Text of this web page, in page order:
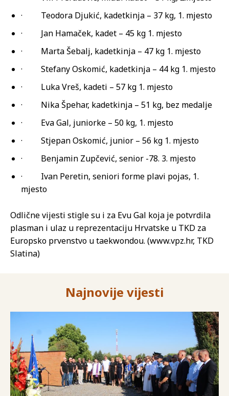
· Teodora Djukić, kadetkinja – 37 kg, 1. mjesto
· Jan Hamaček, kadet – 45 kg 1. mjesto
· Marta Šebalj, kadetkinja – 47 kg 1. mjesto
· Stefany Oskomić, kadetkinja – 44 kg 1. mjesto
· Luka Vreš, kadeti – 57 kg 1. mjesto
· Nika Špehar, kadetkinja – 51 kg, bez medalje
· Eva Gal, juniorke – 50 kg, 1. mjesto
· Stjepan Oskomić, junior – 56 kg 1. mjesto
· Benjamin Zupčević, senior -78. 3. mjesto
· Ivan Peretin, seniori forme plavi pojas, 1.
mjesto
Odlične vijesti stigle su i za Evu Gal koja je potvrdila
plasman i ulaz u reprezentaciju Hrvatske u TKD za
Europsko prvenstvo u taekwondou. (www.vpz.hr, TKD
Slatina)
Najnovije vijesti